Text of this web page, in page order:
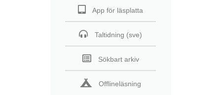
App för läsplatta
Taltidning (sve)
Sökbart arkiv
Offlineläsning